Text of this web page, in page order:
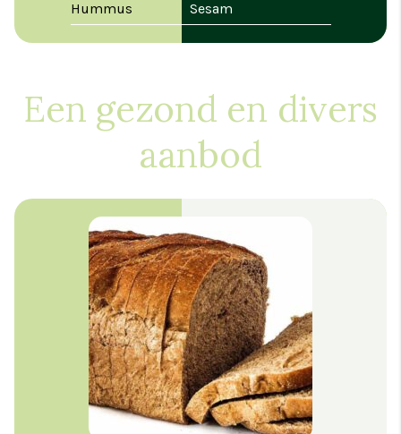
Hummus Sesam
Een gezond en divers
aanbod